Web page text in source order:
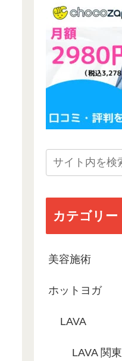
カテゴリー
美容施術
ホットヨガ
LAVA
LAVA 関東